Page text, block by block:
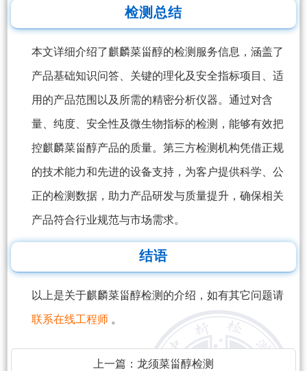
检测总结
本文详细介绍了麒麟菜甾醇的检测服务信息，涵盖了
产品基础知识问答、关键的理化及安全指标项目、适
用的产品范围以及所需的精密分析仪器。通过对含
量、纯度、安全性及微生物指标的检测，能够有效把
控麒麟菜甾醇产品的质量。第三方检测机构凭借正规
的技术能力和先进的设备支持，为客户提供科学、公
正的检测数据，助力产品研发与质量提升，确保相关
产品符合行业规范与市场需求。
结语
以上是关于麒麟菜甾醇检测的介绍，如有其它问题请
联系在线工程师 。
上一篇： 龙须菜甾醇检测